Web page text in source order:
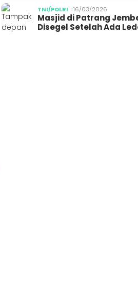
TNI/POLRI 16/03/2026
Masjid di Patrang
Disegel Setelah Ada